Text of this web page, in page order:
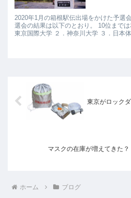
2020年1月の箱根駅伝出場をかけた予選会
選会の結果は以下のとおり。 10位までは本
東京国際大学 ２．神奈川大学 ３．日本
東京がロック
マスクの在庫が増えてきた？
ホーム ブログ